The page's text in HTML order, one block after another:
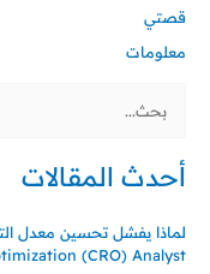
قصتي
معلومات
البحث
أحدث المقالات
(CRO) Analyst